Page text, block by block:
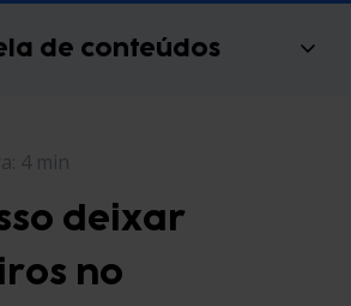
4 min
deixar
no
de conteúdos